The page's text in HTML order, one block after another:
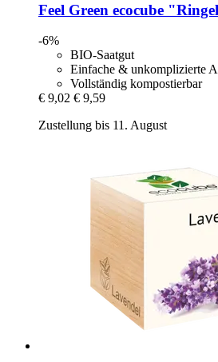
Feel Green ecocube
-6%
BIO-Saatgut
Einfache & unkomplizierte
Vollständig kompostierbar
€ 9,02 € 9,59
Zustellung bis 11. August